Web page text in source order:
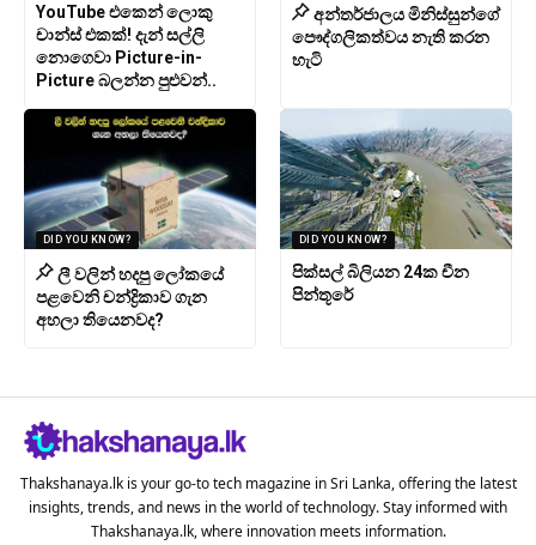
YouTube එකෙන් ලොකු
චාන්ස් එකක්! දැන් සල්ලි
නොගෙවා Picture-in-
Picture බලන්න පුළුවන්..
අන්තර්ජාලය මිනිස්සුන්ගේ
පෞද්ගලිකත්වය නැති කරන
හැටි
DID YOU KNOW?
ලී වලින් හදපු ලෝකයේ
පළවෙනි චන්ද්‍රිකාව ගැන
අහලා තියෙනවද?
DID YOU KNOW?
පික්සල් බිලියන 24ක චීන
පින්තූරේ
Thakshanaya.lk is your go-to tech magazine in Sri Lanka, offering the latest
insights, trends, and news in the world of technology. Stay informed with
Thakshanaya.lk, where innovation meets information.